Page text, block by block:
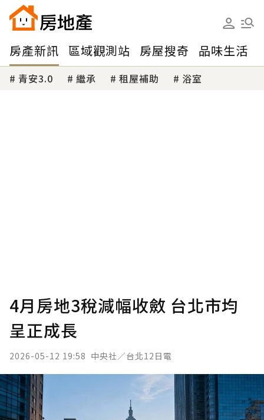
房產新訊 區域觀測站 房屋搜奇 品味生活
青安3.0 繼承 租屋補助 浴室
4月房地3稅減幅收斂 台北市均
呈正成長
2026-05-12 19:58 中央社／台北12日電